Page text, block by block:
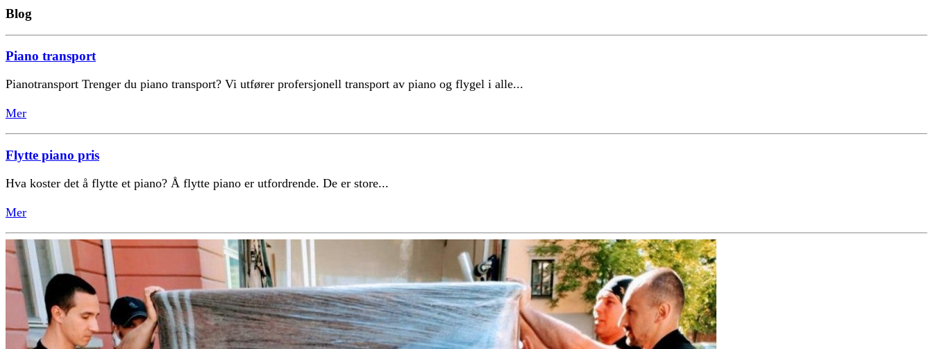
Blog
Piano transport
Pianotransport Trenger du piano transport? Vi utfører profersjonell transport av piano og flygel i alle...
Mer
Flytte piano pris
Hva koster det å flytte et piano? Å flytte piano er utfordrende. De er store...
Mer